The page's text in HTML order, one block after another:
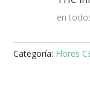
en
Categoría: Flores